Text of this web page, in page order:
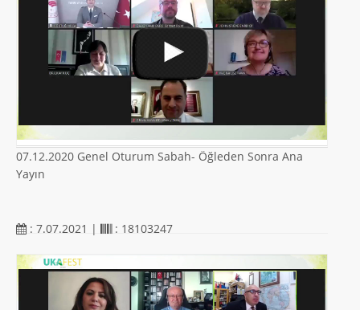
07.12.2020 Genel Oturum Sabah- Öğleden Sonra Ana
Yayın
: 7.07.2021 | : 18103247